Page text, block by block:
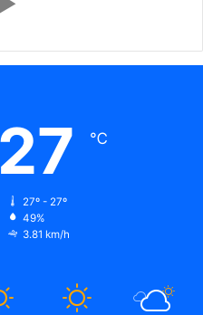
27 ℃
27º - 27º
49%
3.81 km/h